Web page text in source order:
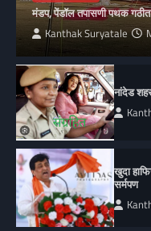
मंडप, पेंडॉल तपासणी पथक गठीत
Kanthak Suryatale
नांदेड
खुदा
सर्मपण